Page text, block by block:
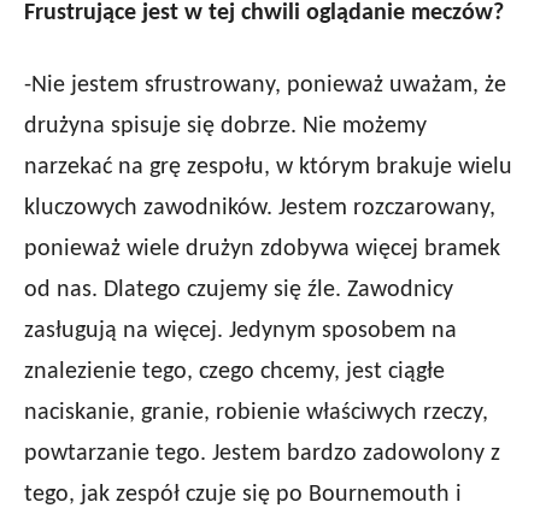
Frustrujące jest w tej chwili oglądanie meczów?
-Nie jestem sfrustrowany, ponieważ uważam, że
drużyna spisuje się dobrze. Nie możemy
narzekać na grę zespołu, w którym brakuje wielu
kluczowych zawodników. Jestem rozczarowany,
ponieważ wiele drużyn zdobywa więcej bramek
od nas. Dlatego czujemy się źle. Zawodnicy
zasługują na więcej. Jedynym sposobem na
znalezienie tego, czego chcemy, jest ciągłe
naciskanie, granie, robienie właściwych rzeczy,
powtarzanie tego. Jestem bardzo zadowolony z
tego, jak zespół czuje się po Bournemouth i